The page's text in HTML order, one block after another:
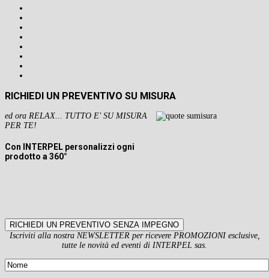
RICHIEDI UN PREVENTIVO SU MISURA
ed ora RELAX... TUTTO E' SU MISURA
PER TE!
Con INTERPEL personalizzi ogni
prodotto a 360°
RICHIEDI UN PREVENTIVO SENZA IMPEGNO
Iscriviti alla nostra NEWSLETTER per ricevere PROMOZIONI esclusive,
tutte le novità ed eventi di INTERPEL sas.